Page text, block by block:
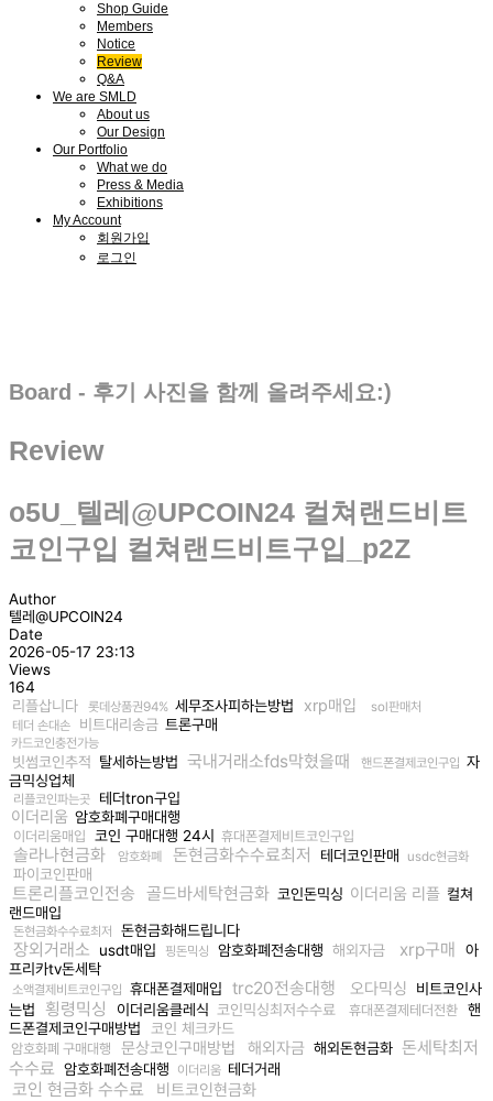
Shop Guide
Members
Notice
Review
Q&A
We are SMLD
About us
Our Design
Our Portfolio
What we do
Press & Media
Exhibitions
My Account
회원가입
로그인
Board - 후기 사진을 함께 올려주세요:)
Review
o5U_텔레@UPCOIN24 컬쳐랜드비트
코인구입 컬쳐랜드비트구입_p2Z
Author
텔레@UPCOIN24
Date
2026-05-17 23:13
Views
164
리플삽니다
롯데상품권94% 세무조사피하는방법 xrp매입
sol판매처
테더 손대손
비트대리송금 트론구매
카드코인충전가능
빗썸코인추적 탈세하는방법 국내거래소fds막혔을때 핸드폰결제코인구입 자
금믹싱업체
리플코인파는곳 테더tron구입
이더리움 암호화폐구매대행
이더리움매입 코인 구매대행 24시 휴대폰결제비트코인구입
솔라나현금화 암호화폐 돈현금화수수료최저 테더코인판매 usdc현금화
파이코인판매
트론리플코인전송 골드바세탁현금화 코인돈믹싱 이더리움 리플 컬쳐
랜드매입
돈현금화수수료최저 돈현금화해드립니다
장외거래소 usdt매입 핑돈믹싱 암호화폐전송대행 해외자금 xrp구매
아
프리카tv돈세탁
소액결제비트코인구입 휴대폰결제매입 trc20전송대행 오다믹싱
비트코인사
는법
횡령믹싱 이더리움클레식 코인믹싱최저수수료 휴대폰결제테더전환 핸
드폰결제코인구매방법
코인 체크카드
암호화폐 구매대행 문상코인구매방법 해외자금 해외돈현금화 돈세탁최저
수수료 암호화폐전송대행 이더리움 테더거래
코인 현금화 수수료
비트코인현금화